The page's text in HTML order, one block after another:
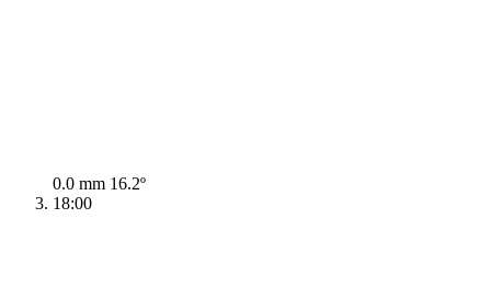
0.0 mm 16.2º
18:00